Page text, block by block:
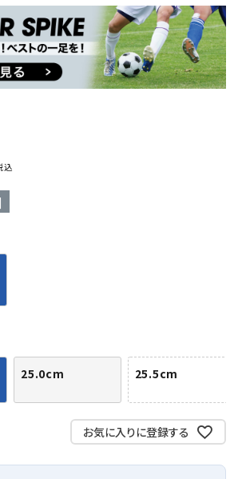
込
25.0cm 25.5cm
お気に入りに登録する